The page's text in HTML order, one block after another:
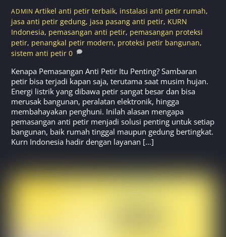
ADMIN Artikel anti petir terbaik, instalasi anti petir rumah,
jasa anti petir gedung, jasa pasang anti petir, KURN
Indonesia, pemasangan anti petir, pemasangan proteksi
petir, penangkal petir modern, proteksi petir bangunan,
sistem anti petir 0
Kenapa Pemasangan Anti Petir Itu Penting? Sambaran
petir bisa terjadi kapan saja, terutama saat musim hujan.
Energi listrik yang dibawa petir sangat besar dan bisa
merusak bangunan, peralatan elektronik, hingga
membahayakan penghuni. Inilah alasan mengapa
pemasangan anti petir menjadi solusi penting untuk setiap
bangunan, baik rumah tinggal maupun gedung bertingkat.
Kurn Indonesia hadir dengan layanan […]